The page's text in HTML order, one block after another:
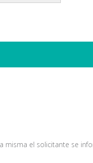
misma el solicitante se